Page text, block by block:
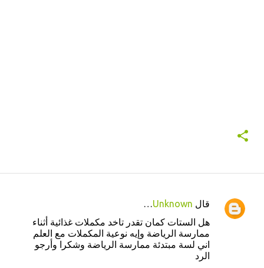
‏قال Unknown
…
هل الستات كمان تقدر تاخد مكملات غذائية أثناء
ممارسة الرياضة وإيه نوعية المكملات مع العلم
اني لسة مبتدئة ممارسة الرياضة وشكرا وأرجو
الرد